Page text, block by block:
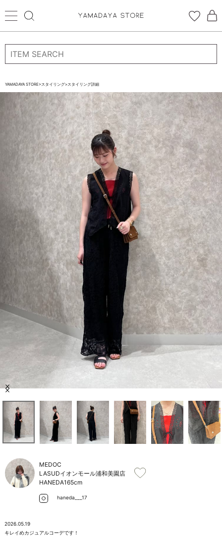
ログイン 新規会員登録
お気に入り
CATEGORYから探す
STORE BRAND・LABELから探す
すべての商品
新着商品
予約商品
セール商品
スタイリング
特集
NEWS
ブランド一覧
店舗検索
ご利用ガイド/ヘルプ
YAMADAYA STORE>スタイリング>スタイリング詳細
Item
MEDOC
LASUDイオンモール浦和美園店
HANEDA165cm
haneda___17
2026.05.19
キレイめカジュアルコーデです！
ログイン